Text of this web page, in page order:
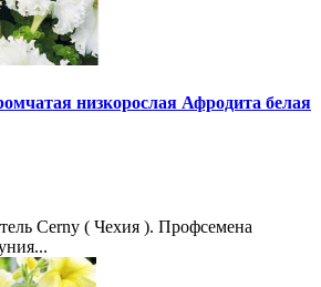
низкорослая Афродита белая
Cerny ( Чехия ). Профсемена